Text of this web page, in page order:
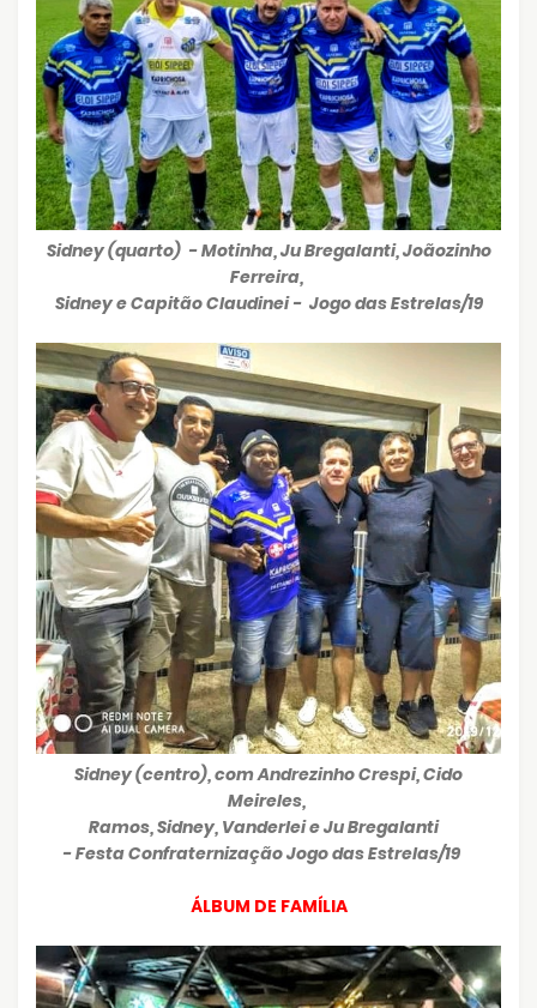
Sidney (quarto) - Motinha, Ju Bregalanti, Joãozinho
Ferreira,
Sidney e Capitão Claudinei - Jogo das Estrelas/19
Sidney (centro), com Andrezinho Crespi, Cido
Meireles,
Ramos, Sidney, Vanderlei e Ju Bregalanti
- Festa Confraternização Jogo das Estrelas/19
ÁLBUM DE FAMÍLIA